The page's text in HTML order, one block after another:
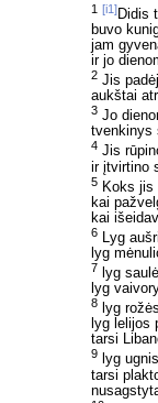
1 [i1]Didis
buvo
jam
ir jo
2 Jis
aukštai
3 Jo
tvenkinys
4 Jis
ir įtvirtino
5 Koks jis
kai
kai
6 Lyg
lyg
7 lyg
lyg
8 lyg
lyg lelijos
tarsi
9 lyg
tarsi